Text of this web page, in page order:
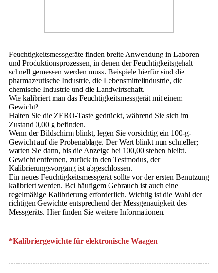
Feuchtigkeitsmessgeräte finden breite Anwendung in Laboren
und Produktionsprozessen, in denen der Feuchtigkeitsgehalt
schnell gemessen werden muss. Beispiele hierfür sind die
pharmazeutische Industrie, die Lebensmittelindustrie, die
chemische Industrie und die Landwirtschaft.
Wie kalibriert man das Feuchtigkeitsmessgerät mit einem
Gewicht?
Halten Sie die ZERO-Taste gedrückt, während Sie sich im
Zustand 0,00 g befinden.
Wenn der Bildschirm blinkt, legen Sie vorsichtig ein 100-g-
Gewicht auf die Probenablage. Der Wert blinkt nun schneller;
warten Sie dann, bis die Anzeige bei 100,00 stehen bleibt.
Gewicht entfernen, zurück in den Testmodus, der
Kalibrierungsvorgang ist abgeschlossen.
Ein neues Feuchtigkeitsmessgerät sollte vor der ersten Benutzung
kalibriert werden. Bei häufigem Gebrauch ist auch eine
regelmäßige Kalibrierung erforderlich. Wichtig ist die Wahl der
richtigen Gewichte entsprechend der Messgenauigkeit des
Messgeräts. Hier finden Sie weitere Informationen.
*Kalibriergewichte für elektronische Waagen